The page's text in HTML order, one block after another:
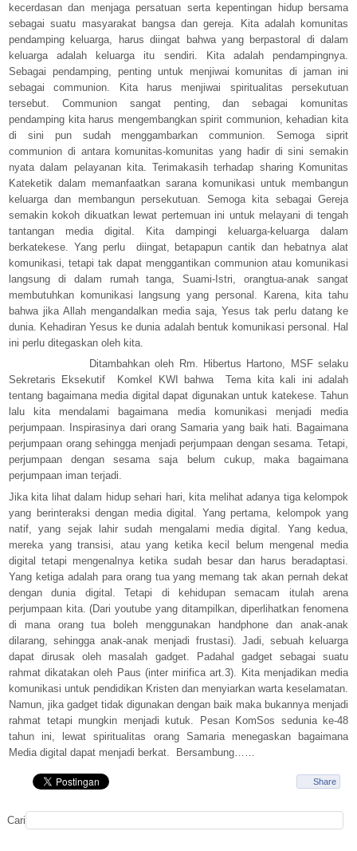
kecerdasan dan menjaga persatuan serta kepentingan hidup bersama
sebagai suatu masyarakat bangsa dan gereja. Kita adalah komunitas
pendamping keluarga, harus diingat bahwa yang berpastoral di dalam
keluarga adalah keluarga itu sendiri. Kita adalah pendampingnya.
Sebagai pendamping, penting untuk menjiwai komunitas di jaman ini
sebagai communion. Kita harus menjiwai spiritualitas persekutuan
tersebut. Communion sangat penting, dan sebagai komunitas
pendamping kita harus mengembangkan spirit communion, kehadian kita
di sini pun sudah menggambarkan communion. Semoga siprit
communion di antara komunitas-komunitas yang hadir di sini semakin
nyata dalam pelayanan kita. Terimakasih terhadap sharing Komunitas
Kateketik dalam memanfaatkan sarana komunikasi untuk membangun
keluarga dan membangun persekutuan. Semoga kita sebagai Gereja
semakin kokoh dikuatkan lewat pertemuan ini untuk melayani di tengah
tantangan media digital. Kita dampingi keluarga-keluarga dalam
berkatekese. Yang perlu diingat, betapapun cantik dan hebatnya alat
komunikasi, tetapi tak dapat menggantikan communion atau komunikasi
langsung di dalam rumah tanga, Suami-Istri, orangtua-anak sangat
membutuhkan komunikasi langsung yang personal. Karena, kita tahu
bahwa jika Allah mengandalkan media saja, Yesus tak perlu datang ke
dunia. Kehadiran Yesus ke dunia adalah bentuk komunikasi personal. Hal
ini perlu ditegaskan oleh kita.
Ditambahkan oleh Rm. Hibertus Hartono, MSF selaku
Sekretaris Eksekutif Komkel KWI bahwa Tema kita kali ini adalah
tentang bagaimana media digital dapat digunakan untuk katekese. Tahun
lalu kita mendalami bagaimana media komunikasi menjadi media
perjumpaan. Inspirasinya dari orang Samaria yang baik hati. Bagaimana
perjumpaan orang sehingga menjadi perjumpaan dengan sesama. Tetapi,
perjumpaan dengan sesama saja belum cukup, maka bagaimana
perjumpaan iman terjadi.
Jika kita lihat dalam hidup sehari hari, kita melihat adanya tiga kelompok
yang berinteraksi dengan media digital. Yang pertama, kelompok yang
natif, yang sejak lahir sudah mengalami media digital. Yang kedua,
mereka yang transisi, atau yang ketika kecil belum mengenal media
digital tetapi mengenalnya ketika sudah besar dan harus beradaptasi.
Yang ketiga adalah para orang tua yang memang tak akan pernah dekat
dengan dunia digital. Tetapi di kehidupan semacam itulah arena
perjumpaan kita. (Dari youtube yang ditampilkan, diperlihatkan fenomena
di mana orang tua boleh menggunakan handphone dan anak-anak
dilarang, sehingga anak-anak menjadi frustasi). Jadi, sebuah keluarga
dapat dirusak oleh masalah gadget. Padahal gadget sebagai suatu
rahmat dikatakan oleh Paus (inter mirifica art.3). Kita menjadikan media
komunikasi untuk pendidikan Kristen dan menyiarkan warta keselamatan.
Namun, jika gadget tidak digunakan dengan baik maka bukannya menjadi
rahmat tetapi mungkin menjadi kutuk. Pesan KomSos sedunia ke-48
tahun ini, lewat spiritualitas orang Samaria menegaskan bagaimana
Media digital dapat menjadi berkat. Bersambung……
Share
Cari